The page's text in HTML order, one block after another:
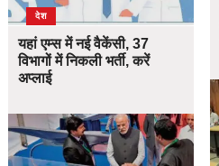
देश
यहां एम्स में नई वैकेंसी, 37
विभागों में निकली भर्ती, करें
अप्लाई